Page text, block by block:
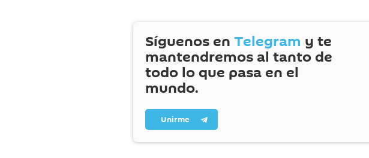
Síguenos en Telegram y te
mantendremos al tanto de
todo lo que pasa en el
mundo.
Unirme